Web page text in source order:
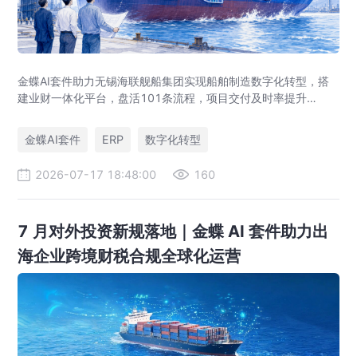
金蝶AI套件助力无锡海联舰船集团实现船舶制造数字化转型，搭
建业财一体化平台，盘活101条流程，项目交付及时率提升
迁。
金蝶AI套件 ERP 数字化转型
2026-07-17 18:48:00 160
7 月对外投资新规落地｜金蝶 AI 套件助力出
海企业跨境财税合规全球化运营